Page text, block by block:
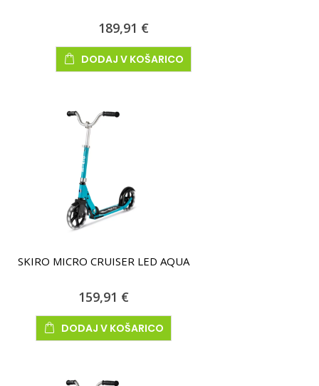
189,91 €
DODAJ V KOŠARICO
SKIRO MICRO CRUISER LED AQUA
159,91 €
DODAJ V KOŠARICO